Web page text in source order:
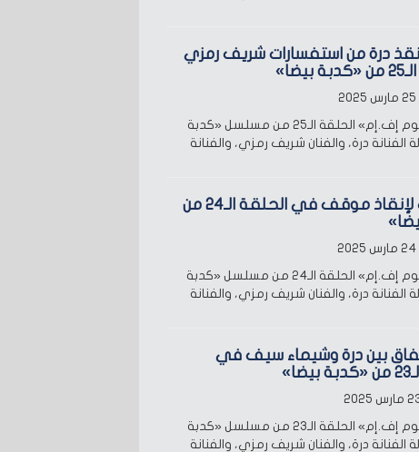
درة من استفسارات شريف رمزي
أذاعت «نجوم إف.إم» الحلقة الـ25 من مسلسل «كدبة
الفنانة درة، والفنان شريف رمزي، والفنانة
محاولات لإنقاذ موقف في الحلقة الـ24 من
أذاعت «نجوم إف.إم» الحلقة الـ24 من مسلسل «كدبة
الفنانة درة، والفنان شريف رمزي، والفنانة
بين درة وشيماء سيف في
أذاعت «نجوم إف.إم» الحلقة الـ23 من مسلسل «كدبة
الفنانة درة، والفنان شريف رمزي، والفنانة